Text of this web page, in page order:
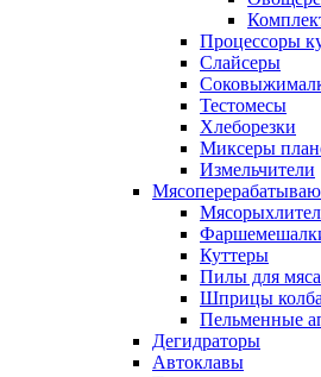
Процессоры
Слайсеры
Тестомесы
Хлеборезки
Миксеры
Измельчители
Куттеры
Пилы для мяса
Шприцы
Пельменные
Дегидраторы
Автоклавы